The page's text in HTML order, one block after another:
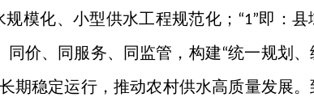
模化、小型供水工程规范化； “1”即：县
价、同服务、同监管，构建“统一规划
期稳定运行，推动农村供水高质量发展。